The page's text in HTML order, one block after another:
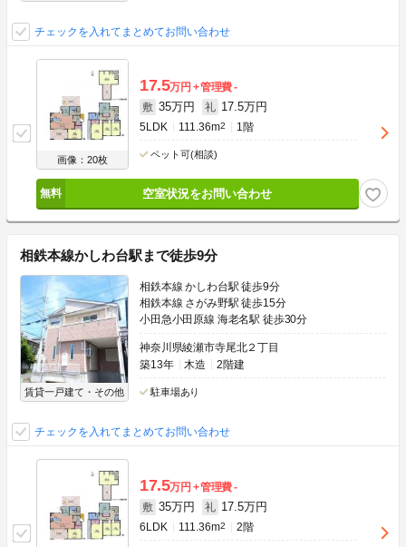
チェックを入れてまとめてお問い合わせ
画像：20枚
17.5万円 管理費-
敷 35万円 礼 17.5万円
5LDK 111.36m2 1階
ペット可(相談)
空室状況をお問い合わせ
相鉄本線かしわ台駅まで徒歩9分
賃貸一戸建て・その他
相鉄本線 かしわ台駅 徒歩9分
相鉄本線 さがみ野駅 徒歩15分
小田急小田原線 海老名駅 徒歩30分
神奈川県綾瀬市寺尾北２丁目
築13年
木造 2階建
駐車場あり
チェックを入れてまとめてお問い合わせ
17.5万円 管理費-
敷 35万円 礼 17.5万円
6LDK 111.36m2 2階